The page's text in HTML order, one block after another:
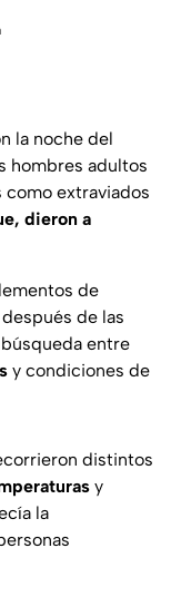
la noche del
hombres adultos
extraviados
dieron a
de
de las
entre
y condiciones de
distintos
y
la